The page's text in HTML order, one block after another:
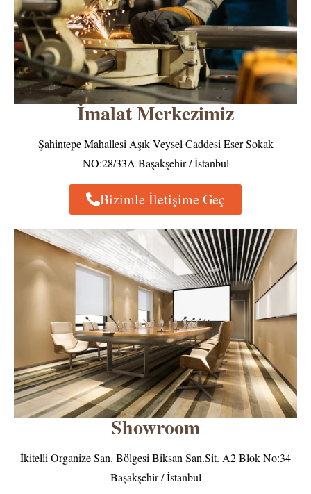
İmalat Merkezimiz
Şahintepe Mahallesi Aşık Veysel Caddesi Eser Sokak
NO:28/33A Başakşehir / İstanbul
Bizimle İletişime Geç
Showroom
İkitelli Organize San. Bölgesi Biksan San.Sit. A2 Blok No:34
Başakşehir / İstanbul